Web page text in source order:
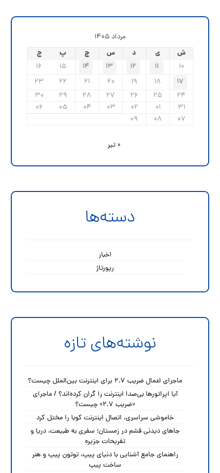
مرداد ۱۴۰۵
ش ی د س چ پ ج
۱۰ ۱۱ ۱۲ ۱۳ ۱۴ ۱۵
۱۶
۱۷
۱۸ ۱۹ ۲۰ ۲۱ ۲۲
۲۳
۲۴
۲۵ ۲۶ ۲۷ ۲۸ ۲۹
۳۰
۳۱
۰۱ ۰۲ ۰۳ ۰۴ ۰۵
۰۶
۰۷
۰۸ ۰۹
« تیر
دسته‌ها
اخبار
رپورتاژ
نوشته‌های تازه
ماجرای اعمال ضریب ۲.۷ برای اینترنت بین‌الملل چیست؟
آیا اپراتورها بی‌صدا اینترنت را گران کرده‌اند؟ / ماجرای
«ضریب ۲.۷» چیست؟
خاموشی سراسری، اتصال اینترنت کوبا را مختل کرد
جاهای دیدنی قشم در زمستان؛ سفری به طبیعت، دریا و
تفریحات جزیره
راهنمای جامع آشنایی با دنیای پیپ، توتون پیپ و هنر
ساخت پیپ